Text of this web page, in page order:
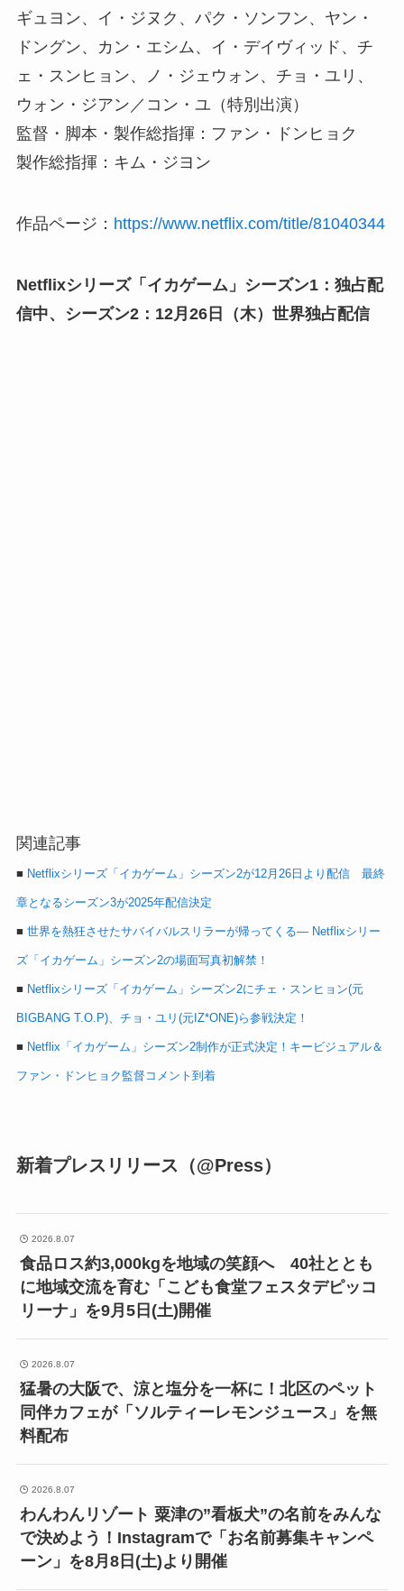
ギュヨン、イ・ジヌク、パク・ソンフン、ヤン・
ドングン、カン・エシム、イ・デイヴィッド、チ
ェ・スンヒョン、ノ・ジェウォン、チョ・ユリ、
ウォン・ジアン／コン・ユ（特別出演）
監督・脚本・製作総指揮：ファン・ドンヒョク
製作総指揮：キム・ジヨン
作品ページ： https://www.netflix.com/title/81040344
Netflixシリーズ「イカゲーム」シーズン1：独占配
信中、シーズン2：12月26日（木）世界独占配信
関連記事
■ Netflixシリーズ「イカゲーム」シーズン2が12月26日より配信 最終
章となるシーズン3が2025年配信決定
■ 世界を熱狂させたサバイバルスリラーが帰ってくる― Netflixシリー
ズ「イカゲーム」シーズン2の場面写真初解禁！
■ Netflixシリーズ「イカゲーム」シーズン2にチェ・スンヒョン(元
BIGBANG T.O.P)、チョ・ユリ(元IZ*ONE)ら参戦決定！
■ Netflix「イカゲーム」シーズン2制作が正式決定！キービジュアル＆
ファン・ドンヒョク監督コメント到着
新着プレスリリース（@Press）
2026.8.07
食品ロス約3,000kgを地域の笑顔へ 40社ととも
に地域交流を育む「こども食堂フェスタデピッコ
リーナ」を9月5日(土)開催
2026.8.07
猛暑の大阪で、涼と塩分を一杯に！北区のペット
同伴カフェが「ソルティーレモンジュース」を無
料配布
2026.8.07
わんわんリゾート 粟津の”看板犬”の名前をみんな
で決めよう！Instagramで「お名前募集キャンペ
ーン」を8月8日(土)より開催